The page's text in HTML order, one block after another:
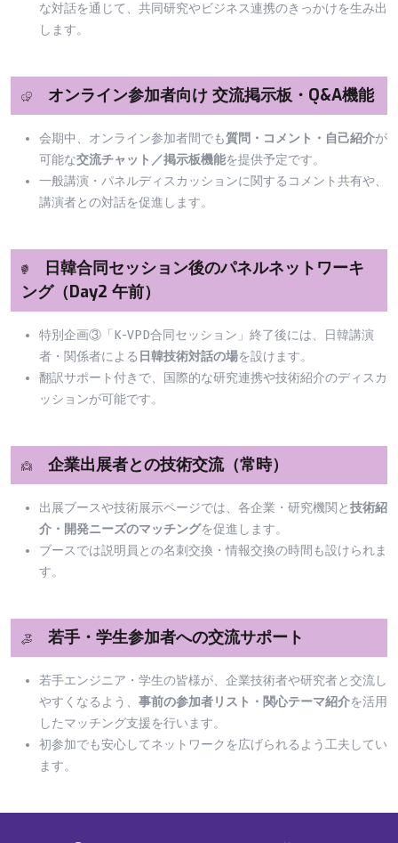
な対話を通じて、共同研究やビジネス連携のきっかけを生み出
します。
オンライン参加者向け 交流掲示板・Q&A機能
会期中、オンライン参加者間でも質問・コメント・自己紹介が
可能な交流チャット／掲示板機能を提供予定です。
一般講演・パネルディスカッションに関するコメント共有や、
講演者との対話を促進します。
日韓合同セッション後のパネルネットワーキ
ング（Day2 午前）
特別企画③「K-VPD合同セッション」終了後には、日韓講演
者・関係者による 日韓技術対話の場を設けます。
翻訳サポート付きで、国際的な研究連携や技術紹介のディスカ
ッションが可能です。
企業出展者との技術交流（常時）
出展ブースや技術展示ページでは、各企業・研究機関と技術紹
介・開発ニーズのマッチングを促進します。
ブースでは説明員との名刺交換・情報交換の時間も設けられま
す。
若手・学生参加者への交流サポート
若手エンジニア・学生の皆様が、企業技術者や研究者と交流し
やすくなるよう、 事前の参加者リスト・関心テーマ紹介を活用
したマッチング支援を行います。
初参加でも安心してネットワークを広げられるよう工夫してい
ます。